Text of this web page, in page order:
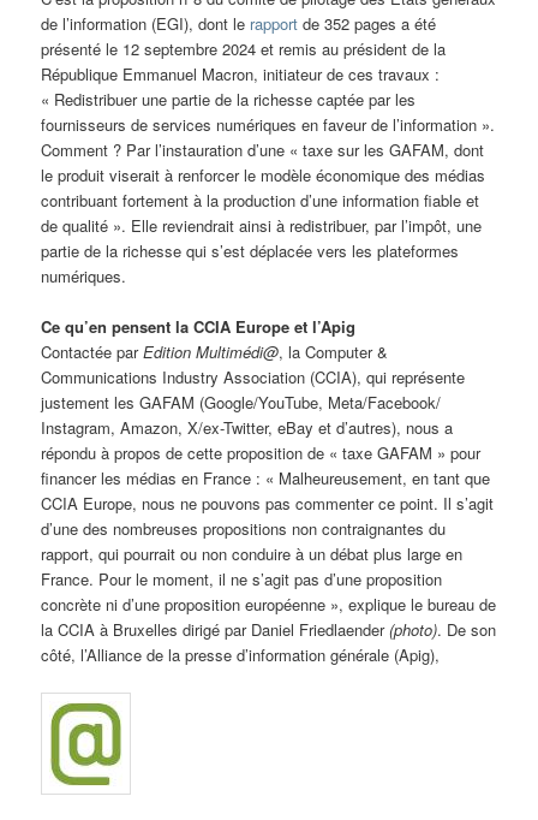
de l’information (EGI), dont le rapport de 352 pages a été
présenté le 12 septembre 2024 et remis au président de la
République Emmanuel Macron, initiateur de ces travaux :
« Redistribuer une partie de la richesse captée par les
fournisseurs de services numériques en faveur de l’information ».
Comment ? Par l’instauration d’une « taxe sur les GAFAM, dont
le produit viserait à renforcer le modèle économique des médias
contribuant fortement à la production d’une information fiable et
de qualité ». Elle reviendrait ainsi à redistribuer, par l’impôt, une
partie de la richesse qui s’est déplacée vers les plateformes
numériques.
Ce qu’en pensent la CCIA Europe et l’Apig
Contactée parEdition Multimédi@, la Computer &
Communications Industry Association (CCIA), qui représente
justement les GAFAM (Google/YouTube, Meta/Facebook/
Instagram, Amazon, X/ex-Twitter, eBay et d’autres), nous a
répondu à propos de cette proposition de « taxe GAFAM » pour
financer les médias en France : « Malheureusement, en tant que
CCIA Europe, nous ne pouvons pas commenter ce point. Il s’agit
d’une des nombreuses propositions non contraignantes du
rapport, qui pourrait ou non conduire à un débat plus large en
France. Pour le moment, il ne s’agit pas d’une proposition
concrète ni d’une proposition européenne », explique le bureau de
la CCIA à Bruxelles dirigé par Daniel Friedlaender(photo). De son
côté, l’Alliance de la presse d’information générale (Apig),